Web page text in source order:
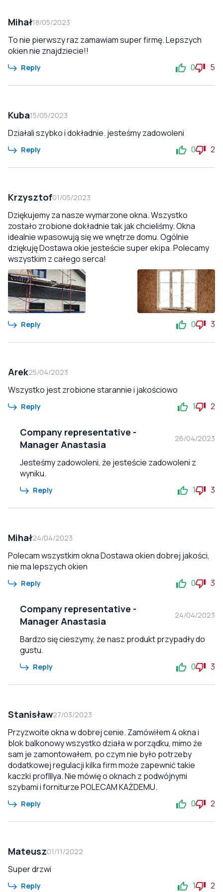
Mihał18/05/2023
To nie pierwszy raz zamawiam super firmę. Lepszych
okien nie znajdziecie!!
Reply 0 5
Kuba15/05/2023
Działali szybko i dokładnie. jesteśmy zadowoleni
Reply 0 2
Krzysztof01/05/2023
Dziękujemy za nasze wymarzone okna. Wszystko
zostało zrobione dokładnie tak jak chcieliśmy. Okna
idealnie wpasowują się we wnętrze domu. Ogólnie
dziękuję Dostawa okie jesteście super ekipa. Polecamy
wszystkim z całego serca!
Reply 0 3
Arek25/04/2023
Wszystko jest zrobione starannie i jakościowo
Reply 1 2
Company representative -
Manager Anastasia
26/04/2023
Jesteśmy zadowoleni, że jesteście zadowoleni z
wyniku.
Reply 1 3
Mihał24/04/2023
Polecam wszystkim okna Dostawa okien dobrej jakości,
nie ma lepszych okien
Reply 0 3
Company representative -
Manager Anastasia
24/04/2023
Bardzo się cieszymy, że nasz produkt przypadły do
gustu.
Reply 0 3
Stanisław27/03/2023
Przyzwoite okna w dobrej cenie. Zamówiłem 4 okna i
blok balkonowy wszystko działa w porządku, mimo że
sam je zamontowałem, po czym nie było potrzeby
dodatkowej regulacji kilka firm może zapewnić takie
kaczki profIllya. Nie mówię o oknach z podwójnymi
szybami i forniturze POLECAM KAŻDEMU.
Reply 0 2
Mateusz01/11/2022
Super drzwi
Reply 1 2